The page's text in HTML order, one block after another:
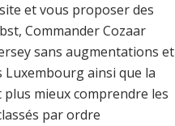
et vous proposer des
Commander Cozaar
sans augmentations et
Luxembourg ainsi que la
mieux comprendre les
par ordre